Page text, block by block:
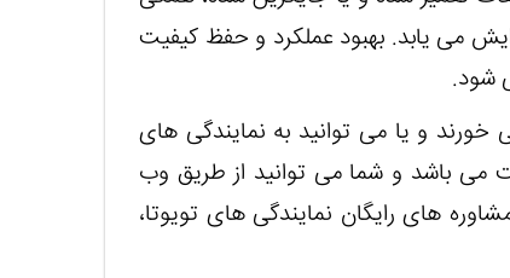
می یابد. بهبود عملکرد و حفظ کیفیت
شود.
و یا می توانید به نمایندگی های
می باشد و شما می توانید از طریق وب
های رایگان نمایندگی های تویوتا،